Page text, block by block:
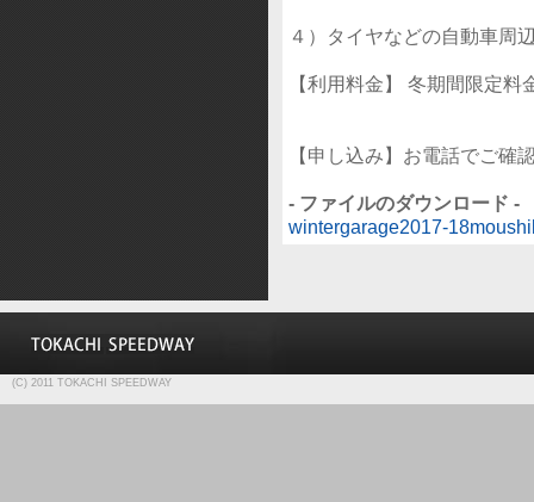
４）タイヤなどの自動車周
【利用料金】 冬期間限定
【申し込み】お電話でご確
- ファイルのダウンロード -
wintergarage2017-
(C) 2011 TOKACHI SPEEDWAY